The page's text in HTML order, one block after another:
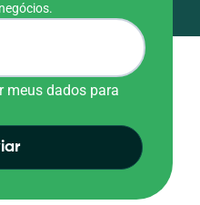
meus dados para